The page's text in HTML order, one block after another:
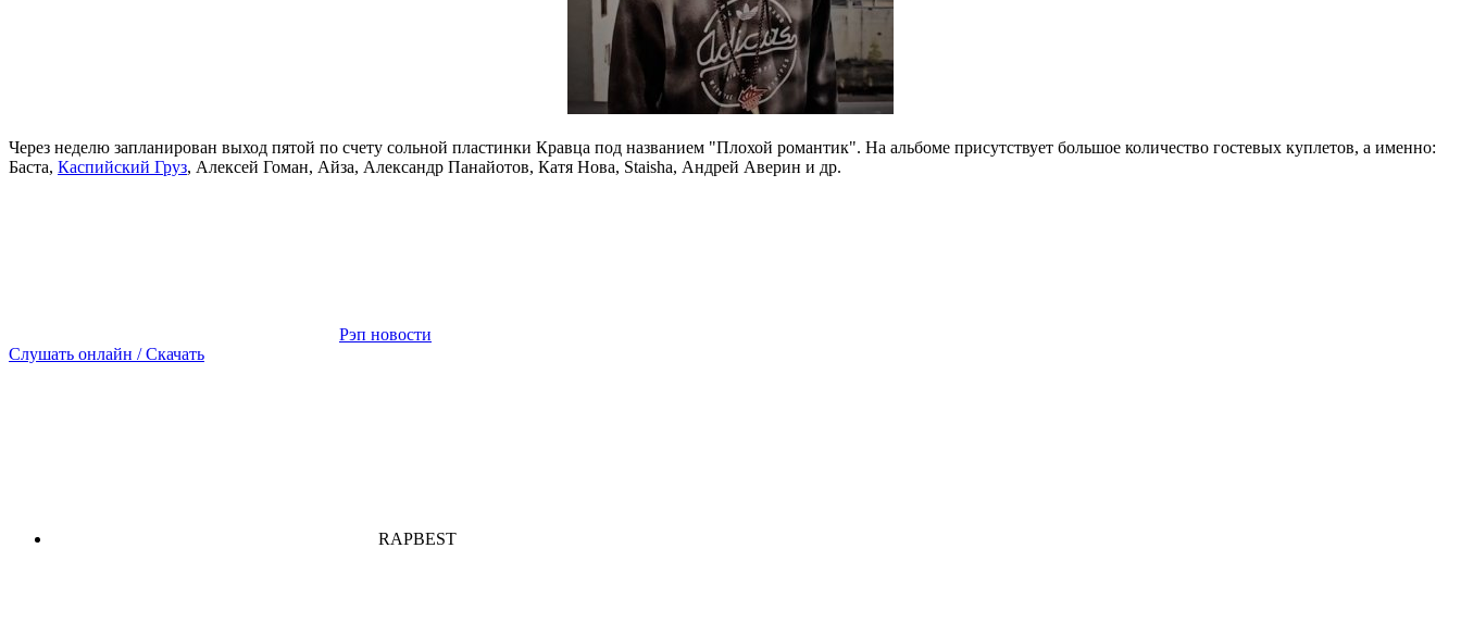
Через неделю запланирован выход пятой по счету сольной пластинки Кравца под названием "Плохой романтик". На альбоме присутствует большое количество гостевых куплетов, а именно:
Баста, Каспийский Груз, Алексей Гоман, Айза, Александр Панайотов, Катя Нова, Staisha, Андрей Аверин и др.
Рэп новости
Слушать онлайн / Скачать
RAPBEST